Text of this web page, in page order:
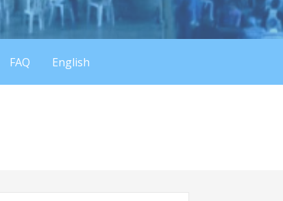
FAQ English